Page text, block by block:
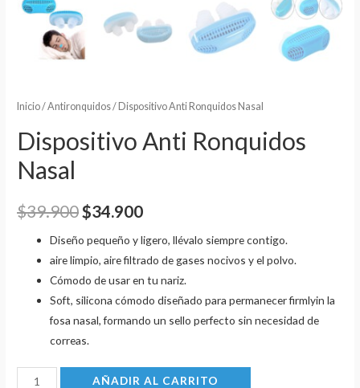
Inicio/Antironquidos/ Dispositivo Anti Ronquidos Nasal
Dispositivo Anti Ronquidos
Nasal
$39.900$34.900
Diseño pequeño y ligero, llévalo siempre contigo.
aire limpio, aire filtrado de gases nocivos y el polvo.
Cómodo de usar en tu nariz.
Soft, silicona cómodo diseñado para permanecer firmlyin la
fosa nasal, formando un sello perfecto sin necesidad de
correas.
Dispositivo
AÑADIR AL CARRITO